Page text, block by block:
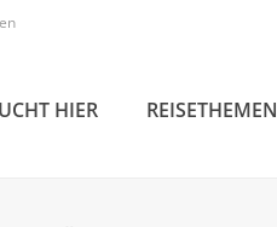
HIER REISETHEMEN